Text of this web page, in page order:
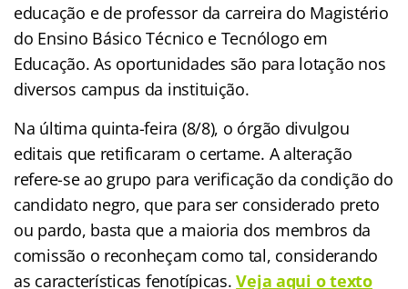
educação e de professor da carreira do Magistério
do Ensino Básico Técnico e Tecnólogo em
Educação. As oportunidades são para lotação nos
diversos campus da instituição.
Na última quinta-feira (8/8), o órgão divulgou
editais que retificaram o certame. A alteração
refere-se ao grupo para verificação da condição do
candidato negro, que para ser considerado preto
ou pardo, basta que a maioria dos membros da
comissão o reconheçam como tal, considerando
as características fenotípicas.Veja aqui o texto